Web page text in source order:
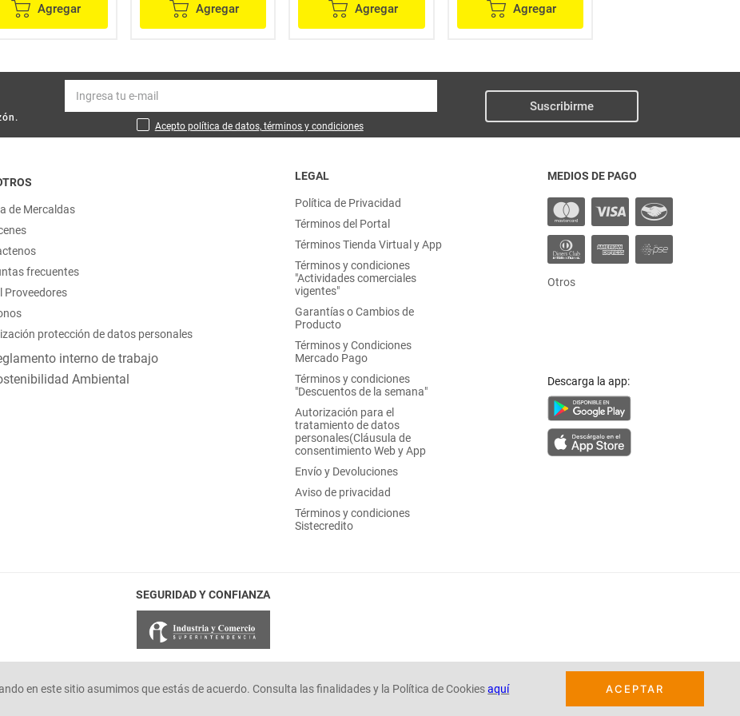
en este sitio asumimos que estás de acuerdo. Consulta las finalidades y la Política de Cookiesaquí ACEPTAR
Agregar Agregar Agregar Agregar
Acepto política de datos, términos y condiciones
Suscribirme
de Mercaldas
frecuentes
Proveedores
protección de datos personales
interno de trabajo
Ambiental
LEGAL
Política de Privacidad
Términos del Portal
Términos Tienda Virtual y App
Términos y condiciones
"Actividades comerciales
vigentes"
Garantías o Cambios de
Producto
Términos y Condiciones
Mercado Pago
Términos y condiciones
"Descuentos de la semana"
Autorización para el
tratamiento de datos
personales(Cláusula de
consentimiento Web y App
Envío y Devoluciones
Aviso de privacidad
Términos y condiciones
Sistecredito
MEDIOS DE PAGO
Otros
Descarga la app:
SEGURIDAD Y CONFIANZA